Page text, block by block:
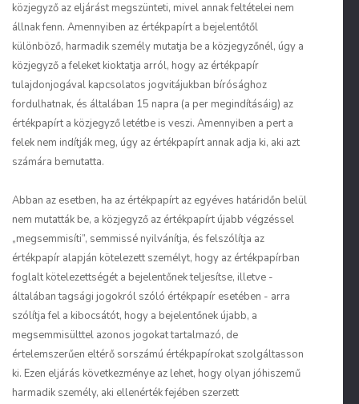
közjegyző az eljárást megszünteti, mivel annak feltételei nem
állnak fenn. Amennyiben az értékpapírt a bejelentőtől
különböző, harmadik személy mutatja be a közjegyzőnél, úgy a
közjegyző a feleket kioktatja arról, hogy az értékpapír
tulajdonjogával kapcsolatos jogvitájukban bírósághoz
fordulhatnak, és általában 15 napra (a per megindításáig) az
értékpapírt a közjegyző letétbe is veszi. Amennyiben a pert a
felek nem indítják meg, úgy az értékpapírt annak adja ki, aki azt
számára bemutatta.
Abban az esetben, ha az értékpapírt az egyéves határidőn belül
nem mutatták be, a közjegyző az értékpapírt újabb végzéssel
„megsemmisíti”, semmissé nyilvánítja, és felszólítja az
értékpapír alapján kötelezett személyt, hogy az értékpapírban
foglalt kötelezettségét a bejelentőnek teljesítse, illetve -
általában tagsági jogokról szóló értékpapír esetében - arra
szólítja fel a kibocsátót, hogy a bejelentőnek újabb, a
megsemmisülttel azonos jogokat tartalmazó, de
értelemszerűen eltérő sorszámú értékpapírokat szolgáltasson
ki. Ezen eljárás következménye az lehet, hogy olyan jóhiszemű
harmadik személy, aki ellenérték fejében szerzett